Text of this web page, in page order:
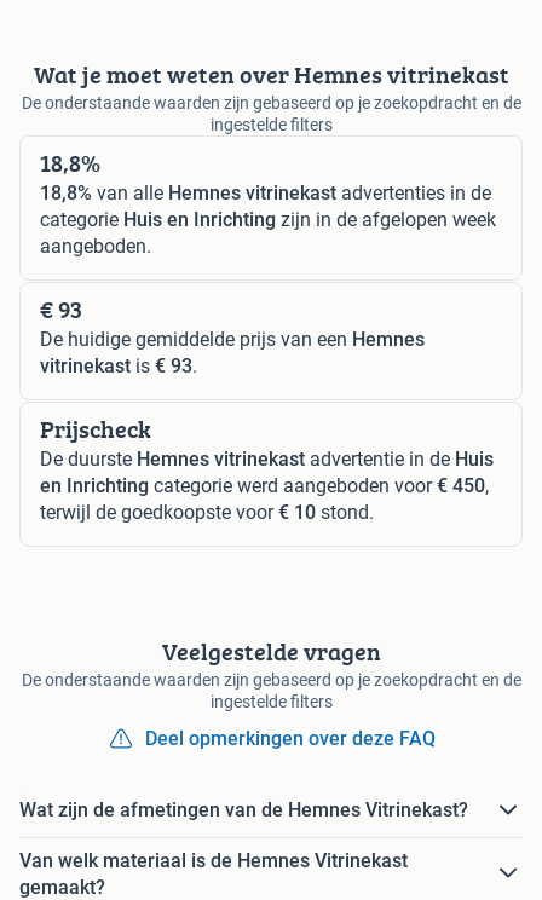
Wat je moet weten over Hemnes vitrinekast
De onderstaande waarden zijn gebaseerd op je zoekopdracht en de
ingestelde filters
18,8%
18,8% van alle Hemnes vitrinekast advertenties in de
categorie Huis en Inrichting zijn in de afgelopen week
aangeboden.
€ 93
De huidige gemiddelde prijs van een Hemnes
vitrinekast is € 93.
Prijscheck
De duurste Hemnes vitrinekast advertentie in de Huis
en Inrichting categorie werd aangeboden voor€ 450,
terwijl de goedkoopste voor€ 10 stond.
Veelgestelde vragen
De onderstaande waarden zijn gebaseerd op je zoekopdracht en de
ingestelde filters
Deel opmerkingen over deze FAQ
Wat zijn de afmetingen van de Hemnes Vitrinekast?
Van welk materiaal is de Hemnes Vitrinekast
gemaakt?